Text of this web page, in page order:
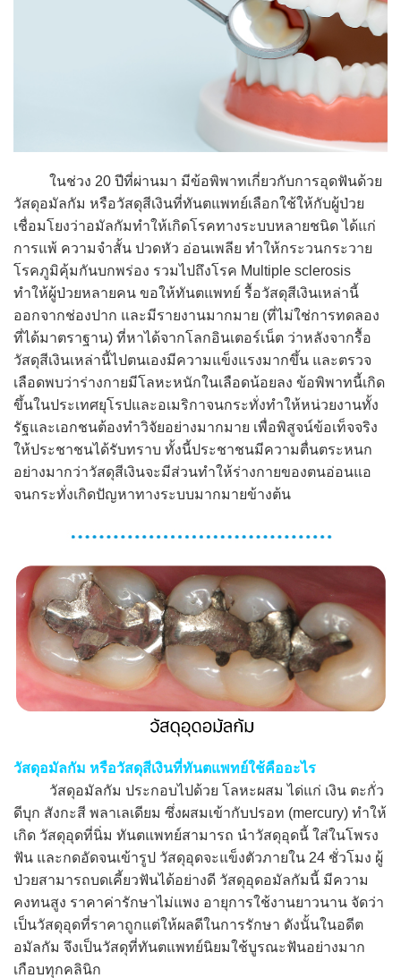
ในช่วง 20 ปีที่ผ่านมา มีข้อพิพาทเกี่ยวกับการอุดฟันด้วย
วัสดุอมัลกัม หรือวัสดุสีเงินที่ทันตแพทย์เลือกใช้ให้กับผู้ป่วย
เชื่อมโยงว่าอมัลกัมทำให้เกิดโรคทางระบบหลายชนิด ได้แก่
การแพ้ ความจำสั้น ปวดหัว อ่อนเพลีย ทำให้กระวนกระวาย
โรคภูมิคุ้มกันบกพร่อง รวมไปถึงโรค Multiple sclerosis
ทำให้ผู้ป่วยหลายคน ขอให้ทันตแพทย์ รื้อวัสดุสีเงินเหล่านี้
ออกจากช่องปาก และมีรายงานมากมาย (ที่ไม่ใช่การทดลอง
ที่ได้มาตราฐาน) ที่หาได้จากโลกอินเตอร์เน็ต ว่าหลังจากรื้อ
วัสดุสีเงินเหล่านี้ไปตนเองมีความแข็งแรงมากขึ้น และตรวจ
เลือดพบว่าร่างกายมีโลหะหนักในเลือดน้อยลง ข้อพิพาทนี้เกิด
ขึ้นในประเทศยุโรปและอเมริกาจนกระทั่งทำให้หน่วยงานทั้ง
รัฐและเอกชนต้องทำวิจัยอย่างมากมาย เพื่อพิสูจน์ข้อเท็จจริง
ให้ประชาชนได้รับทราบ ทั้งนี้ประชาชนมีความตื่นตระหนก
อย่างมากว่าวัสดุสีเงินจะมีส่วนทำให้ร่างกายของตนอ่อนแอ
จนกระทั่งเกิดปัญหาทางระบบมากมายข้างต้น
วัสดุอมัลกัม หรือวัสดุสีเงินที่ทันตแพทย์ใช้คืออะไร
วัสดุอมัลกัม ประกอบไปด้วย โลหะผสม ได่แก่ เงิน ตะกั่ว
ดีบุก สังกะสี พลาเลเดียม ซึ่งผสมเข้ากับปรอท (mercury) ทำให้
เกิด วัสดุอุดที่นิ่ม ทันตแพทย์สามารถ นำวัสดุอุดนี้ ใส่ในโพรง
ฟัน และกดอัดจนเข้ารูป วัสดุอุดจะแข็งตัวภายใน 24 ชั่วโมง ผู้
ป่วยสามารถบดเคี้ยวฟันได้อย่างดี วัสดุอุดอมัลกัมนี้ มีความ
คงทนสูง ราคาค่ารักษาไม่แพง อายุการใช้งานยาวนาน จัดว่า
เป็นวัสดุอุดที่ราคาถูกแต่ให้ผลดีในการรักษา ดังนั้นในอดีต
อมัลกัม จึงเป็นวัสดุที่ทันตแพทย์นิยมใช้บูรณะฟันอย่างมาก
เกือบทุกคลินิก